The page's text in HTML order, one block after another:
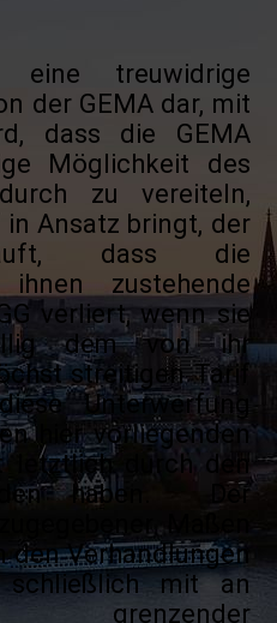
treuwidrige
der GEMA dar, mit
dass die GEMA
Möglichkeit des
zu vereiteln,
Ansatz bringt, der
dass die
zustehende
verliert, wenn sie
dem von ihr
streitigen Tarif
Unterwerfung
hier vorliegenden
letztlich durch den
haben. Der
Maßen
den Verhandlungen
schließlich mit an